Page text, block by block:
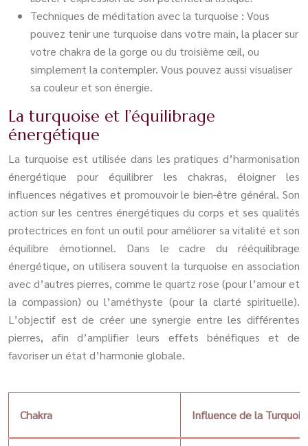
Techniques de méditation avec la turquoise : Vous
pouvez tenir une turquoise dans votre main, la placer sur
votre chakra de la gorge ou du troisième œil, ou
simplement la contempler. Vous pouvez aussi visualiser
sa couleur et son énergie.
La turquoise et l’équilibrage
énergétique
La turquoise est utilisée dans les pratiques d’harmonisation
énergétique pour équilibrer les chakras, éloigner les
influences négatives et promouvoir le bien-être général. Son
action sur les centres énergétiques du corps et ses qualités
protectrices en font un outil pour améliorer sa vitalité et son
équilibre émotionnel. Dans le cadre du rééquilibrage
énergétique, on utilisera souvent la turquoise en association
avec d’autres pierres, comme le quartz rose (pour l’amour et
la compassion) ou l’améthyste (pour la clarté spirituelle).
L’objectif est de créer une synergie entre les différentes
pierres, afin d’amplifier leurs effets bénéfiques et de
favoriser un état d’harmonie globale.
Chakra Influence de la